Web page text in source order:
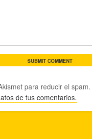
para reducir el spam.
de tus comentarios.